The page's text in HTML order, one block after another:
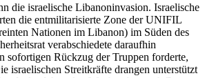
die israelische Libanoninvasion. Israelische
die entmilitarisierte Zone der UNIFIL
Nationen im Libanon) im Süden des
verabschiedete daraufhin
sofortigen Rückzug der Truppen forderte,
israelischen Streitkräfte drangen unterstützt